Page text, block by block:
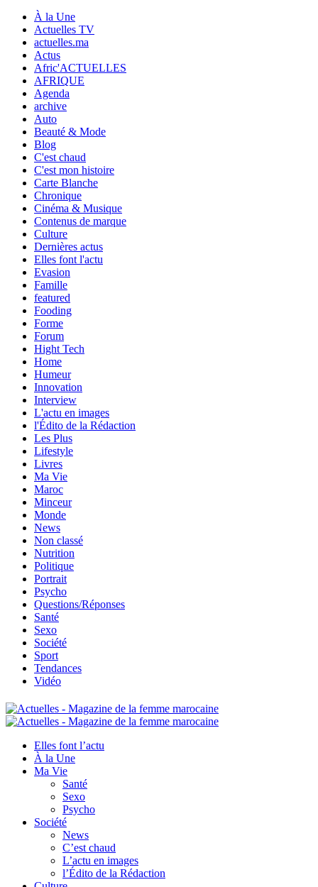
À la Une
Actuelles TV
actuelles.ma
Actus
Afric'ACTUELLES
AFRIQUE
Agenda
archive
Auto
Beauté & Mode
Blog
C'est chaud
C'est mon histoire
Carte Blanche
Chronique
Cinéma & Musique
Contenus de marque
Culture
Dernières actus
Elles font l'actu
Evasion
Famille
featured
Fooding
Forme
Forum
Hight Tech
Home
Humeur
Innovation
Interview
L'actu en images
l'Édito de la Rédaction
Les Plus
Lifestyle
Livres
Ma Vie
Maroc
Minceur
Monde
News
Non classé
Nutrition
Politique
Portrait
Psycho
Questions/Réponses
Santé
Sexo
Société
Sport
Tendances
Vidéo
Elles font l’actu
À la Une
Ma Vie
Santé
Sexo
Psycho
Société
News
C’est chaud
L’actu en images
l’Édito de la Rédaction